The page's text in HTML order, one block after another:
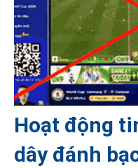
Hoạt động
dây đánh